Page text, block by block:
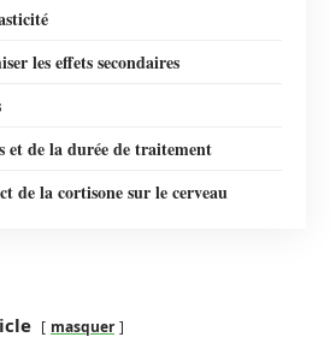
les effets secondaires
et de la durée de traitement
de la cortisone sur le cerveau
masquer